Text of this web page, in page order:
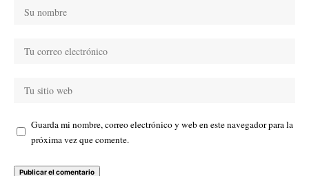
Guarda mi nombre, correo electrónico y web en este navegador para la
próxima vez que comente.